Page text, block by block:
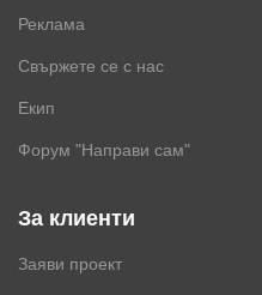
Реклама
Свържете се с нас
Екип
Форум "Направи сам"
За клиенти
Заяви проект